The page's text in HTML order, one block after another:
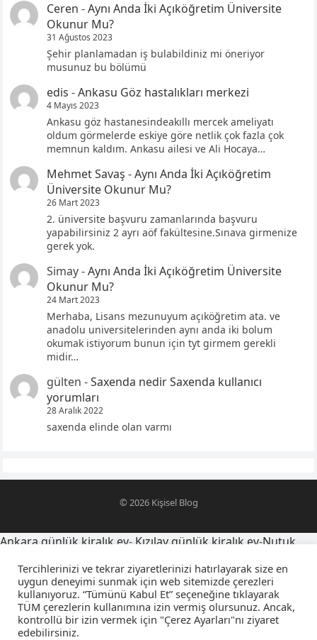
Ceren -Aynı Anda İki Açıköğretim Üniversite
Okunur Mu?
31 Ağustos 2023
Şehir planlamadan iş bulabildiniz mi öneriyor
musunuz bu bölümü
edis -Ankasu Göz hastalıkları merkezi
4 Mayıs 2023
Ankasu göz hastanesindeakıllı mercek ameliyatı
oldum görmelerde eskiye göre netlik çok fazla çok
memnun kaldım. Ankasu ailesi ve Ali Hocaya…
Mehmet Savaş -Aynı Anda İki Açıköğretim
Üniversite Okunur Mu?
26 Mart 2023
2. üniversite başvuru zamanlarında başvuru
yapabilirsiniz 2 ayrı aöf fakültesine.Sınava girmenize
gerek yok.
Simay-Aynı Anda İki Açıköğretim Üniversite
Okunur Mu?
24 Mart 2023
Merhaba, Lisans mezunuyum açıköğretim ata. ve
anadolu universitelerinden aynı anda iki bolum
okumak istiyorum bunun için tyt girmem gerekli
midir…
gülten -Saxenda nedir Saxenda kullanıcı
yorumları
28 Aralık 2022
saxenda elinde olan varmı
© 2026 Kişisel Blog
Tercihlerinizi ve tekrar ziyaretlerinizi hatırlayarak size en
uygun deneyimi sunmak için web sitemizde çerezleri
kullanıyoruz. “Tümünü Kabul Et” seçeneğine tıklayarak
TÜM çerezlerin kullanımına izin vermiş olursunuz. Ancak,
kontrollü bir izin vermek için "Çerez Ayarları"nı ziyaret
edebilirsiniz.
Ankara günlük kiralık ev- Kızılay günlük kiralık ev-Nutuk
yegensozleri.net-Latince yazı dövmeleri ve anlamları-
sevgiliyi farsça telefona kaydetme isimleri-falcıya sorulacak
sorular-amca yeğen sözleri- kuzeni telefona kaydetme
isimleri-osmanlıca sevgiliyi telefona kaydetme isimleri